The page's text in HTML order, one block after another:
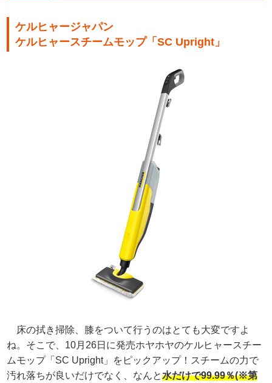
ケルヒャージャパン
ケルヒャースチームモップ「SC Upright」
床の拭き掃除、膝をついて行うのはとても大変ですよ
ね。そこで、10月26日に発売ホヤホヤのケルヒャースチー
ムモップ「SC Upright」をピックアップ！スチームの力で
汚れ落ちが良いだけでなく、なんと水だけで99.99％(※第